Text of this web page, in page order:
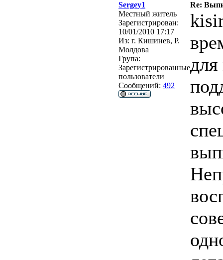
Sergey1
Re:
Местный житель
Зарегистрирован:
10/01/2010 17:17
Из: г. Кишинев, Р.
Молдова
Група:
Зарегистрированные
пользователи
Сообщений: 492
для